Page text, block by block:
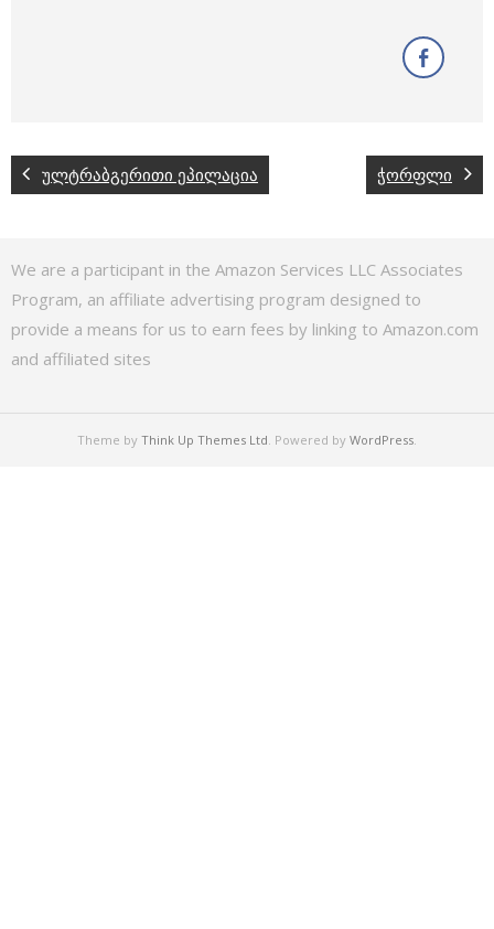
ულტრაბგერითი ეპილაცია ჭორფლი
We are a participant in the Amazon Services LLC Associates
Program, an affiliate advertising program designed to
provide a means for us to earn fees by linking to Amazon.com
and affiliated sites
Theme by Think Up Themes Ltd. Powered by WordPress.